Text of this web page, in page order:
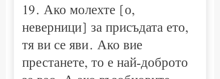
19. Ако молехте [о,
неверници] за присъдата ето,
тя ви се яви. Ако вие
престанете, то е най-доброто